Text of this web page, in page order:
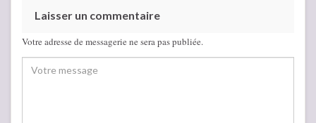
Laisser un commentaire
Votre adresse de messagerie ne sera pas publiée.